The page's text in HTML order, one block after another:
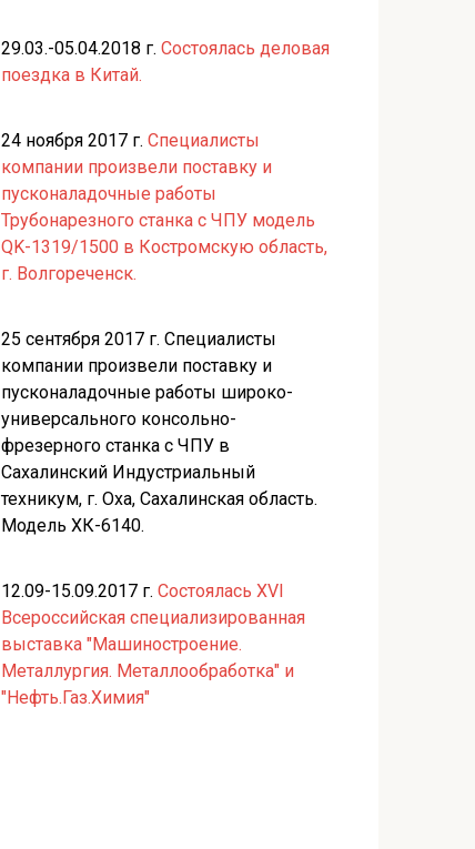
29.03.-05.04.2018 г. Состоялась деловая
поездка в Китай.
24 ноября 2017 г. Специалисты
компании произвели поставку и
пусконаладочные работы
Трубонарезного станка с ЧПУ модель
QK-1319/1500 в Костромскую область,
г. Волгореченск.
25 сентября 2017 г. Специалисты
компании произвели поставку и
пусконаладочные работы широко-
универсального консольно-
фрезерного станка с ЧПУ в
Сахалинский Индустриальный
техникум, г. Оха, Сахалинская область.
Модель ХК-6140.
12.09-15.09.2017 г. Состоялась XVI
Всероссийская специализированная
выставка "Машиностроение.
Металлургия. Металлообработка" и
"Нефть.Газ.Химия"